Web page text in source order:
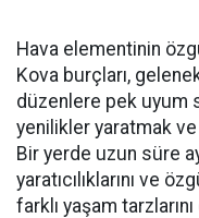
Hava elementinin
Kova burçları,
düzenlere pek uyum
yenilikler yaratmak
Bir yerde uzun süre
yaratıcılıklarını ve
farklı yaşam